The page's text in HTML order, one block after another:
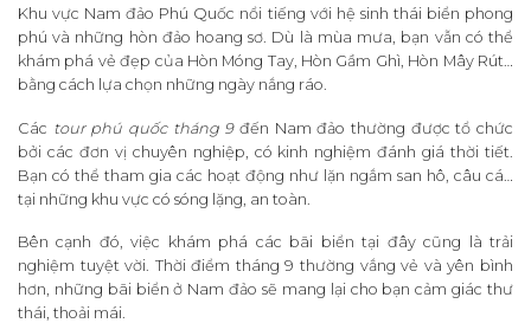
Khu vực Nam đảo Phú Quốc nổi tiếng với hệ sinh thái biển phong
phú và những hòn đảo hoang sơ. Dù là mùa mưa, bạn vẫn có thể
khám phá vẻ đẹp của Hòn Móng Tay, Hòn Gầm Ghì, Hòn Mây Rút…
bằng cách lựa chọn những ngày nắng ráo.
Các tour phú quốc tháng 9đến Nam đảo thường được tổ chức
bởi các đơn vị chuyên nghiệp, có kinh nghiệm đánh giá thời tiết.
Bạn có thể tham gia các hoạt động như lặn ngắm san hô, câu cá…
tại những khu vực có sóng lặng, an toàn.
Bên cạnh đó, việc khám phá các bãi biển tại đây cũng là trải
nghiệm tuyệt vời. Thời điểm tháng 9 thường vắng vẻ và yên bình
hơn, những bãi biển ở Nam đảo sẽ mang lại cho bạn cảm giác thư
thái, thoải mái.